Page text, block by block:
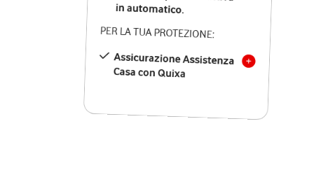
in automatico.
PER LA TUA PROTEZIONE:
Assicurazione Assistenza
Casa con Quixa